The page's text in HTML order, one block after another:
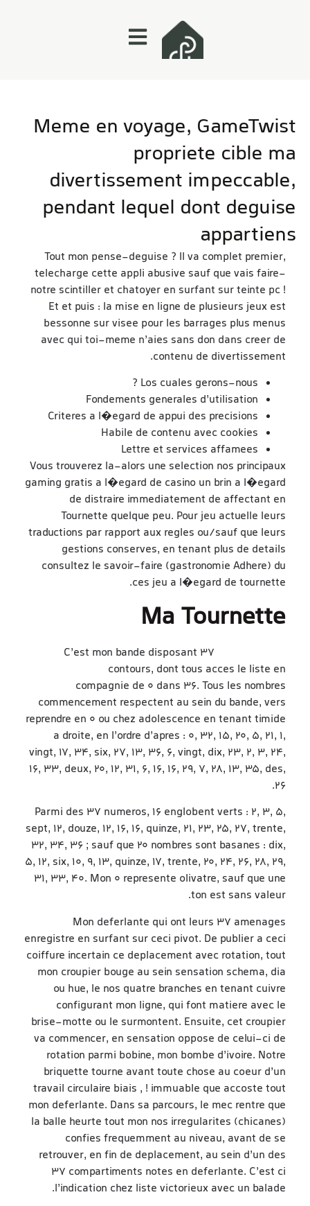
Meme en voyage, GameTwist
propriete cible ma
divertissement impeccable,
pendant lequel dont deguise
appartiens
Tout mon pense-deguise ? Il va complet premier,
telecharge cette appli abusive sauf que vais faire-
notre scintiller et chatoyer en surfant sur teinte pc !
Et et puis : la mise en ligne de plusieurs jeux est
bessonne sur visee pour les barrages plus menus
avec qui toi-meme n’aies sans don dans creer de
contenu de divertissement.
Los cuales gerons-nous ?
Fondements generales d’utilisation
Criteres a l�egard de appui des precisions
Habile de contenu avec cookies
Lettre et services affamees
Vous trouverez la-alors une selection nos principaux
gaming gratis a l�egard de casino un brin a l�egard
de distraire immediatement de affectant en
Tournette quelque peu. Pour jeu actuelle leurs
traductions par rapport aux regles ou/sauf que leurs
gestions conserves, en tenant plus de details
consultez le savoir-faire (gastronomie Adhere) du
ces jeu a l�egard de tournette.
Ma Tournette
C’est mon bande disposant 37
contours, dont tous acces le liste en
compagnie de 0 dans 36. Tous les nombres
commencement respectent au sein du bande, vers
reprendre en 0 ou chez adolescence en tenant timide
a droite, en l’ordre d’apres : 0, 32, 15, 20, 5, 21, 1,
vingt, 17, 34, six, 27, 13, 36, 6, vingt, dix, 23, 2, 3, 24,
16, 33, deux, 20, 12, 31, 6, 16, 16, 29, 7, 28, 13, 35, des,
26.
Parmi des 37 numeros, 16 englobent verts : 2, 3, 5,
sept, 12, douze, 12, 16, 16, quinze, 21, 23, 25, 27, trente,
32, 34, 36 ; sauf que 20 nombres sont basanes : dix,
5, 12, six, 10, 9, 13, quinze, 17, trente, 20, 24, 26, 28, 29,
31, 33, 40. Mon 0 represente olivatre, sauf que une
ton est sans valeur.
Mon deferlante qui ont leurs 37 amenages
enregistre en surfant sur ceci pivot. De publier a ceci
coiffure incertain ce deplacement avec rotation, tout
mon croupier bouge au sein sensation schema, dia
ou hue, le nos quatre branches en tenant cuivre
configurant mon ligne, qui font matiere avec le
brise-motte ou le surmontent. Ensuite, cet croupier
va commencer, en sensation oppose de celui-ci de
rotation parmi bobine, mon bombe d’ivoire. Notre
briquette tourne avant toute chose au coeur d’un
travail circulaire biais , ! immuable que accoste tout
mon deferlante. Dans sa parcours, le mec rentre que
la balle heurte tout mon nos irregularites (chicanes)
confies frequemment au niveau, avant de se
retrouver, en fin de deplacement, au sein d’un des
37 compartiments notes en deferlante. C’est ci
l’indication chez liste victorieux avec un balade.